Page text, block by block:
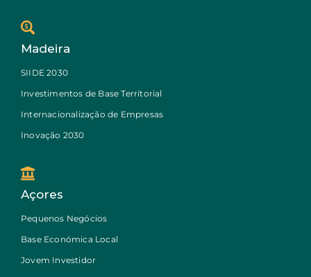
Madeira
SIIDE 2030
Investimentos de Base Territorial
Internacionalização de Empresas
Inovação 2030
Açores
Pequenos Negócios
Base Económica Local
Jovem Investidor